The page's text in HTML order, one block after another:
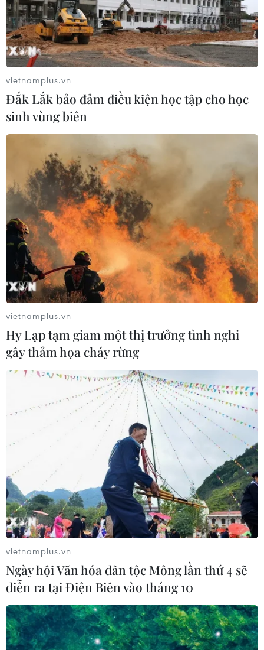
Đoàn công tác Bộ Xây dựng kiểm tra tình
hình động đất tại Kon Tum
26/04/2022 14:42
Từ đầu năm 2022 đến nay, trên địa bàn xây dựng Nhà
máy Thủy điện Thượng Kon Tum (huyện Kon Plông) đã
xảy ra 56 trận động đất, phần lớn đều có cường độ nhỏ
hơn 4 độ richter.
vietnamplus.vn
Đắk Lắk bảo đảm điều kiện học tập cho học
sinh vùng biên
vietnamplus.vn
Hy Lạp tạm giam một thị trưởng tình nghi
gây thảm họa cháy rừng
vietnamplus.vn
Ngày hội Văn hóa dân tộc Mông lần thứ 4 sẽ
diễn ra tại Điện Biên vào tháng 10